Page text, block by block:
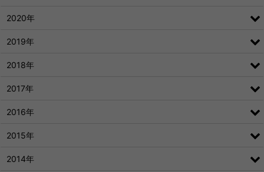
2020年
2019年
2018年
2017年
2016年
2015年
2014年